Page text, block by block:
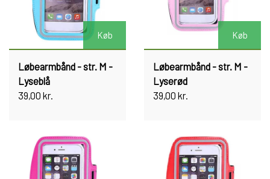
Køb
Løbearmbånd - str. M -
Lyseblå
39,00 kr.
Køb
Løbearmbånd - str. M -
Lyserød
39,00 kr.